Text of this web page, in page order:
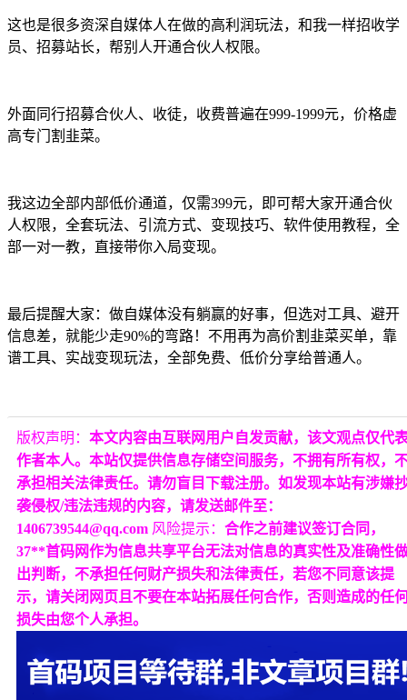
这也是很多资深自媒体人在做的高利润玩法，和我一样招收学
员、招募站长，帮别人开通合伙人权限。
外面同行招募合伙人、收徒，收费普遍在999-1999元，价格虚
高专门割韭菜。
我这边全部内部低价通道，仅需399元，即可帮大家开通合伙
人权限，全套玩法、引流方式、变现技巧、软件使用教程，全
部一对一教，直接带你入局变现。
最后提醒大家：做自媒体没有躺赢的好事，但选对工具、避开
信息差，就能少走90%的弯路！不用再为高价割韭菜买单，靠
谱工具、实战变现玩法，全部免费、低价分享给普通人。
版权声明： 本文内容由互联网用户自发贡献，该文观点仅代
作者本人。本站仅提供信息存储空间服务，不拥有所有权，
承担相关法律责任。请勿盲目下载注册。如发现本站有涉嫌
袭侵权/违法违规的内容，请发送邮件至：
1406739544@qq.com 风险提示： 合作之前建议签订合同，
37**首码网作为信息共享平台无法对信息的真实性及准确性
出判断，不承担任何财产损失和法律责任，若您不同意该提
示，请关闭网页且不要在本站拓展任何合作，否则造成的任
损失由您个人承担。